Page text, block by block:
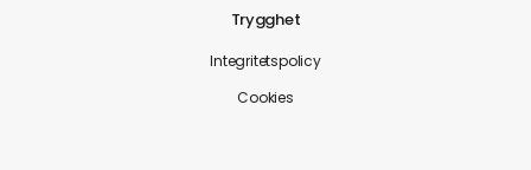
Trygghet
Integritetspolicy
Cookies